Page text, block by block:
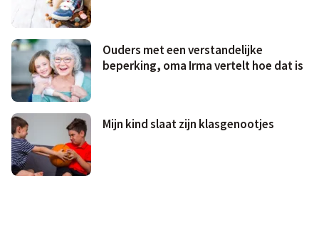
Ouders met een verstandelijke
beperking, oma Irma vertelt hoe dat is
Mijn kind slaat zijn klasgenootjes